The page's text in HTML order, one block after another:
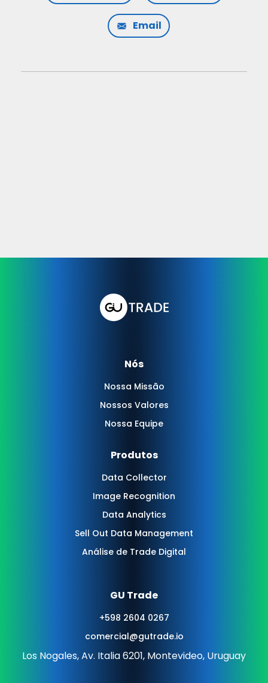
Email
Nós
Nossa Missão
Nossos Valores
Nossa Equipe
Produtos
Data Collector
Image Recognition
Data Analytics
Sell Out Data Management
Análise de Trade Digital
GU Trade
+598 2604 0267
comercial@gutrade.io
Los Nogales, Av. Italia 6201, Montevideo, Uruguay